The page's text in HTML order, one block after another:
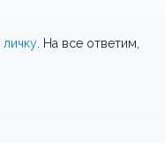
личку . На все ответим,